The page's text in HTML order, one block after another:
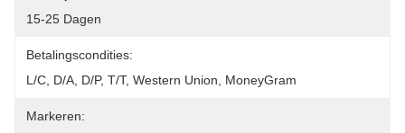
15-25 Dagen
Betalingscondities:
L/C, D/A, D/P, T/T, Western Union, MoneyGram
Markeren: